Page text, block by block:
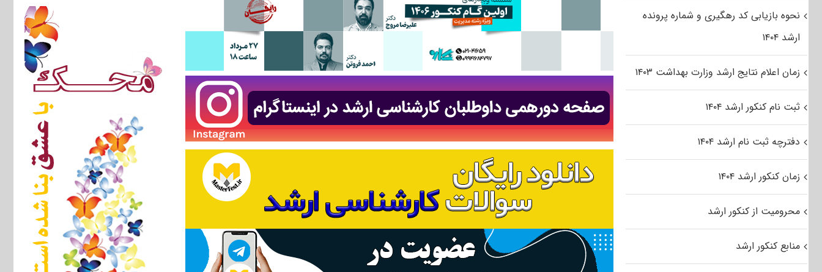
نحوه بازیابی کد رهگیری و شماره پرونده
ارشد ۱۴۰۴
زمان اعلام نتایج ارشد وزارت بهداشت ۱۴۰۳
ثبت نام کنکور ارشد ۱۴۰۴
دفترچه ثبت نام ارشد ۱۴۰۴
زمان کنکور ارشد ۱۴۰۴
محرومیت از کنکور ارشد
منابع کنکور ارشد